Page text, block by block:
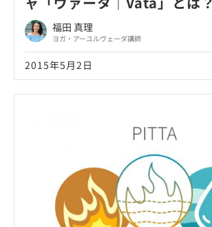
福田 真理
ヨガ・アーユルヴェーダ講師
2015年5月2日